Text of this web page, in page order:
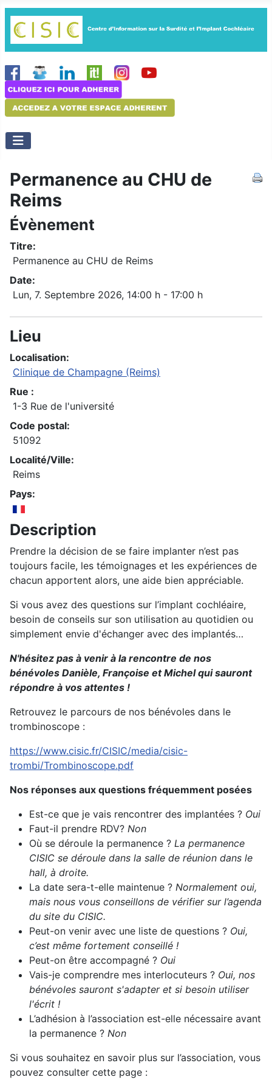
Permanence au CHU de
Reims
Évènement
Titre:
Permanence au CHU de Reims
Date:
Lun, 7. Septembre 2026, 14:00 h - 17:00 h
Lieu
Localisation:
Clinique de Champagne (Reims)
Rue :
1-3 Rue de l'université
Code postal:
51092
Localité/Ville:
Reims
Pays:
Description
Prendre la décision de se faire implanter n’est pas
toujours facile, les témoignages et les expériences de
chacun apportent alors, une aide bien appréciable.
Si vous avez des questions sur l’implant cochléaire,
besoin de conseils sur son utilisation au quotidien ou
simplement envie d'échanger avec des implantés…
N'hésitez pas à venir à la rencontre de nos
bénévoles Danièle, Françoise et Michel qui sauront
répondre à vos attentes !
Retrouvez le parcours de nos bénévoles dans le
trombinoscope :
https://www.cisic.fr/CISIC/media/cisic-
trombi/Trombinoscope.pdf
Nos réponses aux questions fréquemment posées
Est-ce que je vais rencontrer des implantées ? Oui
Faut-il prendre RDV? Non
Où se déroule la permanence ? La permanence
CISIC se déroule dans la salle de réunion dans le
hall, à droite.
La date sera-t-elle maintenue ? Normalement oui,
mais nous vous conseillons de vérifier sur l’agenda
du site du CISIC.
Peut-on venir avec une liste de questions ? Oui,
c’est même fortement conseillé !
Peut-on être accompagné ? Oui
Vais-je comprendre mes interlocuteurs ? Oui, nos
bénévoles sauront s'adapter et si besoin utiliser
l'écrit !
L’adhésion à l’association est-elle nécessaire avant
la permanence ? Non
Si vous souhaitez en savoir plus sur l’association, vous
pouvez consulter cette page :